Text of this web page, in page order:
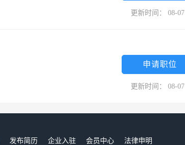
更新时间： 08-07
申请职位
更新时间： 08-07
发布简历 企业入驻 会员中心
法律申明